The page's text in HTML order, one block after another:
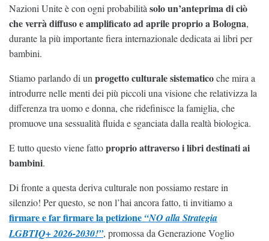
Nazioni Unite è con ogni probabilità solo un’anteprima di ciò
che verrà diffuso e amplificato ad aprile proprio a Bologna,
durante la più importante fiera internazionale dedicata ai libri per
bambini.
Stiamo parlando di un progetto culturale sistematicoche mira a
introdurre nelle menti dei più piccoli una visione che relativizza la
differenza tra uomo e donna, che ridefinisce la famiglia, che
promuove una sessualità fluida e sganciata dalla realtà biologica.
E tutto questo viene fattoproprio attraverso i libri destinati ai
bambini.
Di fronte a questa deriva culturale non possiamo restare in
silenzio! Per questo, se non l’hai ancora fatto, ti invitiamo a
firmare e far firmare la petizione “NO alla Strategia
LGBTIQ+ 2026-2030!”, promossa da Generazione Voglio